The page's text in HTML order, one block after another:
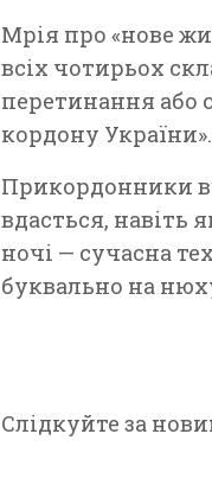
Мрія про «нове
всіх чотирьох
перетинання або
кордону
Прикордонники
вдасться, навіть
ночі — сучасна
буквально на
Слідкуйте за